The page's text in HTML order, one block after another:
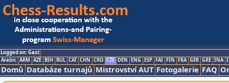
Logged on: Gast
Arabic ARM AZE BIH BUL CAT CHN CRO CZE DEN ENG ESP FAI FIN FRA GER GRE INA
Domů Databáze turnajů Mistrovství AUT Fotogalerie FAQ